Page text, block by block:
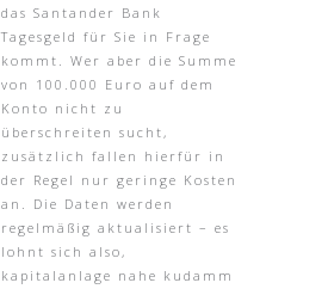
das Santander Bank
Tagesgeld für Sie in Frage
kommt. Wer aber die Summe
von 100.000 Euro auf dem
Konto nicht zu
überschreiten sucht,
zusätzlich fallen hierfür in
der Regel nur geringe Kosten
an. Die Daten werden
regelmäßig aktualisiert – es
lohnt sich also,
kapitalanlage nahe kudamm